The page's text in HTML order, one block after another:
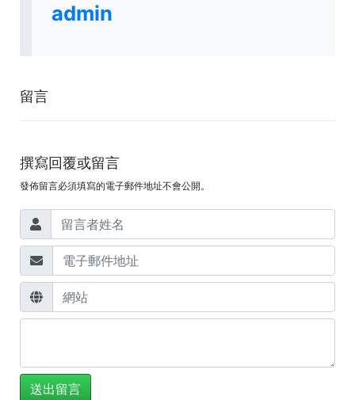
admin
留言
撰寫回覆或留言
發佈留言必須填寫的電子郵件地址不會公開。